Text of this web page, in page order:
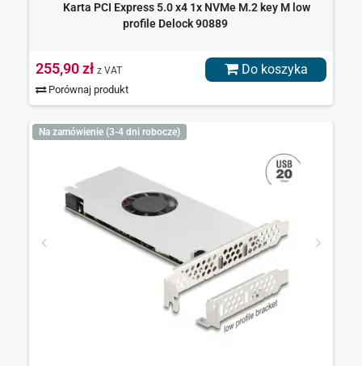
Karta PCI Express 5.0 x4 1x NVMe M.2 key M low
profile Delock 90889
255,90 zł z VAT
Porównaj produkt
Do koszyka
Na zamówienie (3-4 dni robocze)